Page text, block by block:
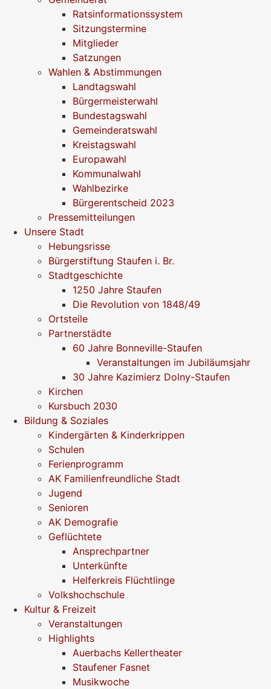
Ratsinformationssystem
Sitzungstermine
Mitglieder
Satzungen
Wahlen & Abstimmungen
Landtagswahl
Bürgermeisterwahl
Bundestagswahl
Gemeinderatswahl
Kreistagswahl
Europawahl
Kommunalwahl
Wahlbezirke
Bürgerentscheid 2023
Pressemitteilungen
Unsere Stadt
Hebungsrisse
Bürgerstiftung Staufen i. Br.
Stadtgeschichte
1250 Jahre Staufen
Die Revolution von 1848/49
Ortsteile
Partnerstädte
60 Jahre Bonneville-Staufen
Veranstaltungen im Jubiläumsjahr
30 Jahre Kazimierz Dolny-Staufen
Kirchen
Kursbuch 2030
Bildung & Soziales
Kindergärten & Kinderkrippen
Schulen
Ferienprogramm
AK Familienfreundliche Stadt
Jugend
Senioren
AK Demografie
Geflüchtete
Ansprechpartner
Unterkünfte
Helferkreis Flüchtlinge
Volkshochschule
Kultur & Freizeit
Veranstaltungen
Highlights
Auerbachs Kellertheater
Staufener Fasnet
Musikwoche